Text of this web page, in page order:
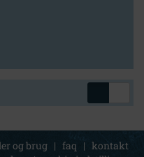
og brug | faq | kontakt